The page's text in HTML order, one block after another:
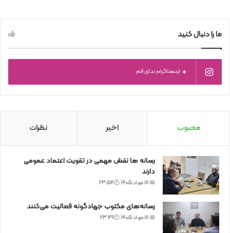
ما را دنبال کنید
0 اینستاگرام ندای قم
محبوب اخیر نظرات
رسانه ها نقش مهمی در تقویت اعتماد عمومی
دارند
📅 18 مرداد 1405 🕙23:54
رسانه‌های مکتوب جهادگونه فعالیت می‌کنند
📅 18 مرداد 1405 🕙23:49